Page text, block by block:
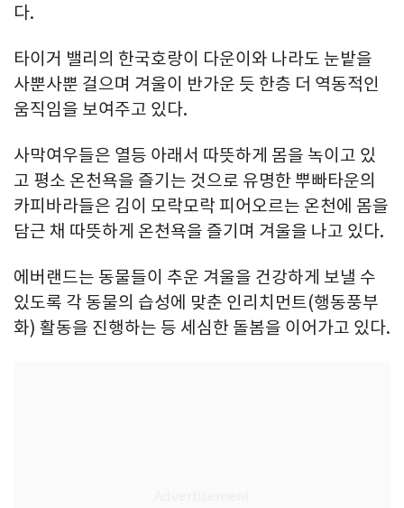
다.
타이거 밸리의 한국호랑이 다운이와 나라도 눈밭을
사뿐사뿐 걸으며 겨울이 반가운 듯 한층 더 역동적인
움직임을 보여주고 있다.
사막여우들은 열등 아래서 따뜻하게 몸을 녹이고 있
고 평소 온천욕을 즐기는 것으로 유명한 뿌빠타운의
카피바라들은 김이 모락모락 피어오르는 온천에 몸을
담근 채 따뜻하게 온천욕을 즐기며 겨울을 나고 있다.
에버랜드는 동물들이 추운 겨울을 건강하게 보낼 수
있도록 각 동물의 습성에 맞춘 인리치먼트(행동풍부
화) 활동을 진행하는 등 세심한 돌봄을 이어가고 있다.